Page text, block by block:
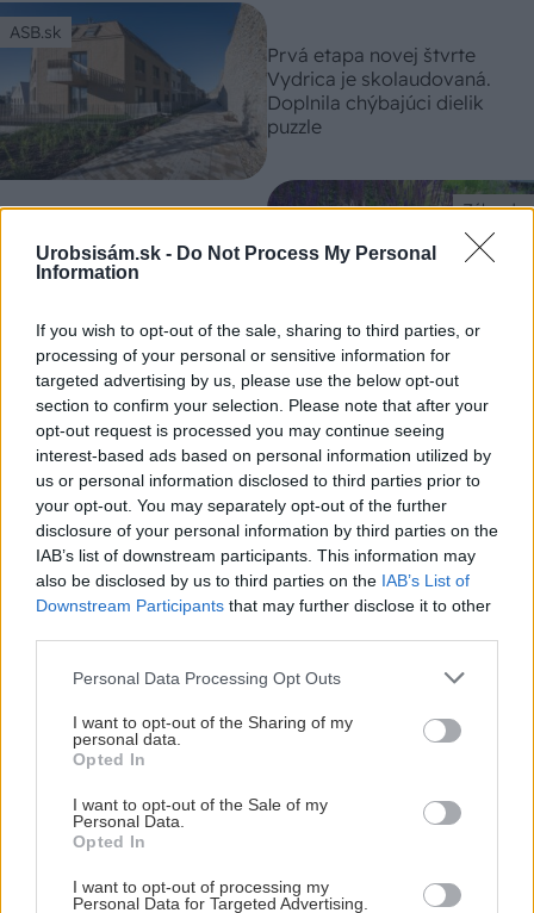
Urobsisám.sk - Do Not Process My Personal
Information
If you wish to opt-out of the sale, sharing to third parties, or
processing of your personal or sensitive information for
targeted advertising by us, please use the below opt-out
section to confirm your selection. Please note that after your
opt-out request is processed you may continue seeing
interest-based ads based on personal information utilized by
us or personal information disclosed to third parties prior to
your opt-out. You may separately opt-out of the further
disclosure of your personal information by third parties on the
IAB’s list of downstream participants. This information may
also be disclosed by us to third parties on the IAB’s List of
Downstream Participants that may further disclose it to other
Please note that this website/app uses one or more Google
not limited to your visit or usage behaviour. You may click to
grant or deny consent to Google and its third-party tags to
use your data for below specified purposes in below Google
consent section.
Personal Data Processing Opt Outs
I want to opt-out of the Sharing of my
personal data.
Opted In
I want to opt-out of the Sale of my
Personal Data.
Opted In
I want to opt-out of processing my
Personal Data for Targeted Advertising.
ASB.sk
Prvá etapa novej štvrte
Vydrica je skolaudovaná.
Doplnila chýbajúci dielik
puzzle
Záhrada
Záhradníčka odpovedá: Je
kavyľ perovitý vhodný do
Záhrada
Záhradkári nezaháľajú ani v
lete! Aké práce nás čakajú
počas júlových dní?
Môj dom
Na toto pri drevenom
altánku nezabúdajte, inak
vás to vyjde draho. Prečo
nepoužívať svetlú farbu a
od náteru?
KOMENTÁRE
VIDEO